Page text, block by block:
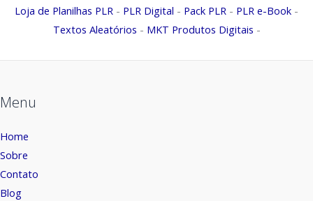
Loja de Planilhas PLR - PLR Digital - Pack PLR - PLR e-Book -
Textos Aleatórios - MKT Produtos Digitais -
Menu
Home
Sobre
Contato
Blog